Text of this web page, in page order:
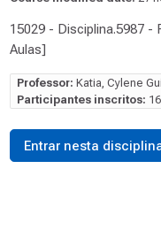
15029 - Disciplina.5987 -
Aulas]
Professor: Katia, Cylene
Participantes inscritos: 16
Entrar nesta